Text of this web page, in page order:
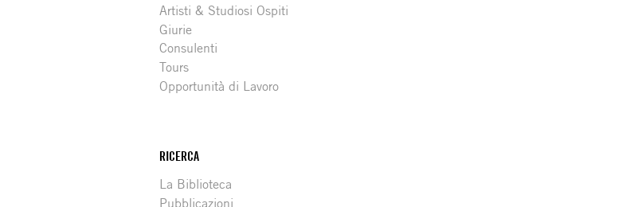
Artisti & Studiosi Ospiti
Giurie
Consulenti
Tours
Opportunità di Lavoro
RICERCA
La Biblioteca
Pubblicazioni